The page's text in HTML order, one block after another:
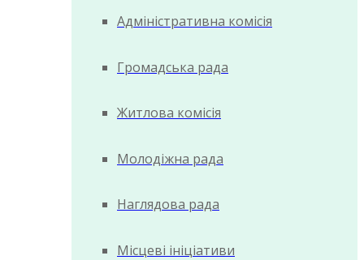
Адміністративна комісія
Громадська рада
Житлова комісія
Молодіжна рада
Наглядова рада
Місцеві ініціативи